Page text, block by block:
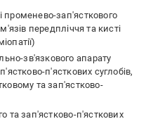
зап'ясткового
передпліччя та кисті
зв'язкового апарату
п'ясткових суглобів,
та зап'ястково-
та зап'ястково-п'ясткових